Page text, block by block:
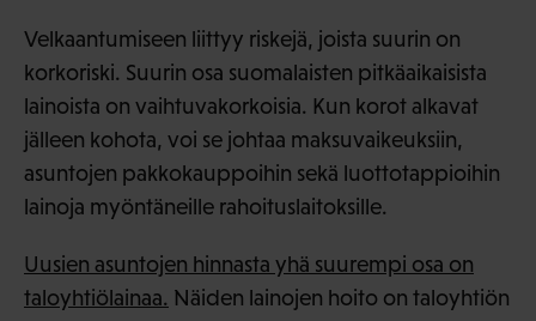
Velkaantumiseen liittyy riskejä, joista suurin on
korkoriski. Suurin osa suomalaisten pitkäaikaisista
lainoista on vaihtuvakorkoisia. Kun korot alkavat
jälleen kohota, voi se johtaa maksuvaikeuksiin,
asuntojen pakkokauppoihin sekä luottotappioihin
lainoja myöntäneille rahoituslaitoksille.
Uusien asuntojen hinnasta yhä suurempi osa on
taloyhtiölainaa. Näiden lainojen hoito on taloyhtiön